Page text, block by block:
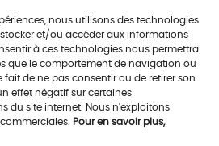
nous utilisons des technologies
et/ou accéder aux informations
à ces technologies nous permettra
que le comportement de navigation ou
fait de ne pas consentir ou de retirer son
effet négatif sur certaines
du site internet. Nous n'exploitons
Pour en savoir plus,
commerciale basée en
ne travaillons qu’avec des
d’intérieur, de la